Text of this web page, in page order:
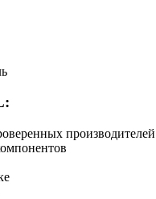
производителей